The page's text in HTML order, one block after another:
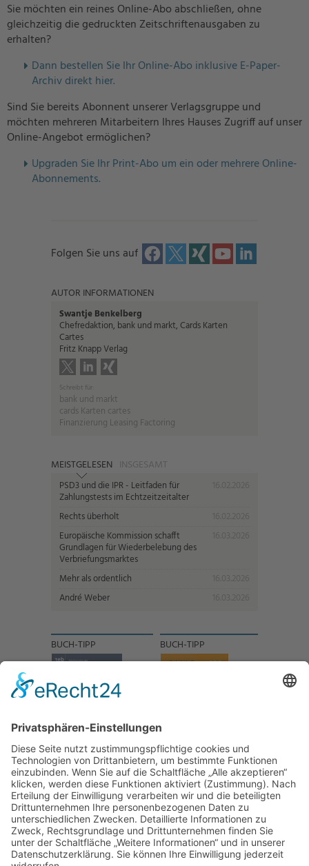
Sie möchten ein reines Online-Abo abschließen, ohne
gleichzeitig die gedruckten Zeitschriftenausgaben zu
erhalten?
Dann bestellen Sie Ihr Online-Abo inklusive E-Paper-
Archiv direkt hier.
Sind Sie bereits Abonnent unserer Verlagsgruppe und
möchten mehreren Mitarbeitern Ihres Hauses Zugriff auf unser
Online-Angebot ermöglichen?
Upgraden Sie Ihr Print-Abo um ein oder mehrere Online-
Abonnements.
Folgen Sie uns auf
AUTOR INFORMATIONEN
Swantje Benkelberg
Chefredaktion, bank und markt, Cards Karten
Cartes
Fritz Knapp Verlag
Schreibt für:
bank und markt
cards Karten cartes
Finanzierung Leasing Factoring
MEISTGELESEN INSGESAMT
PSD3 und die IPR - Leitfaden für
Zahlungstests im Echtzeitzeitalter
Rechts überholt
Europäische Kommission schafft
Grundlagen für Wiederbelebung des
Verbriefungsmarktes
Mehr als ordentlich
André Weber
BUCH-TIPP BUCH-TIPP